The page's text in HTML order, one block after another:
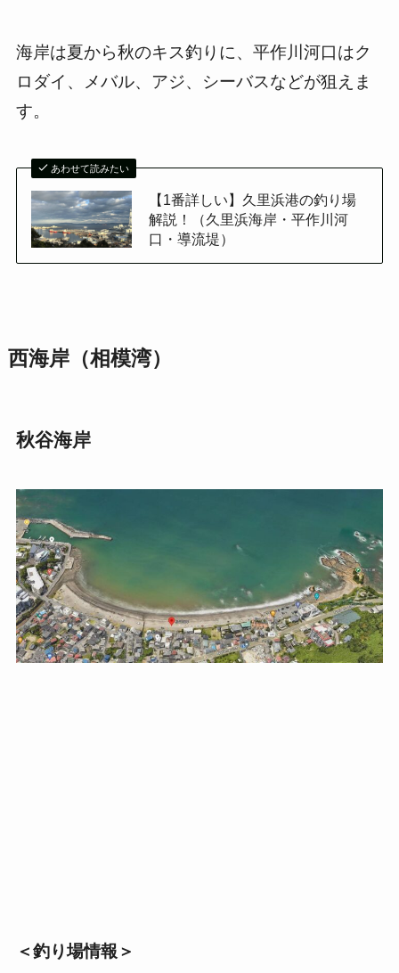
海岸は夏から秋のキス釣りに、平作川河口はク
ロダイ、メバル、アジ、シーバスなどが狙えま
す。
あわせて読みたい
【1番詳しい】久里浜港の釣り場
解説！（久里浜海岸・平作川河
口・導流堤）
西海岸（相模湾）
秋谷海岸
＜釣り場情報＞